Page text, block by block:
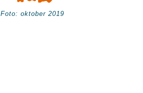
Foto: oktober 2019